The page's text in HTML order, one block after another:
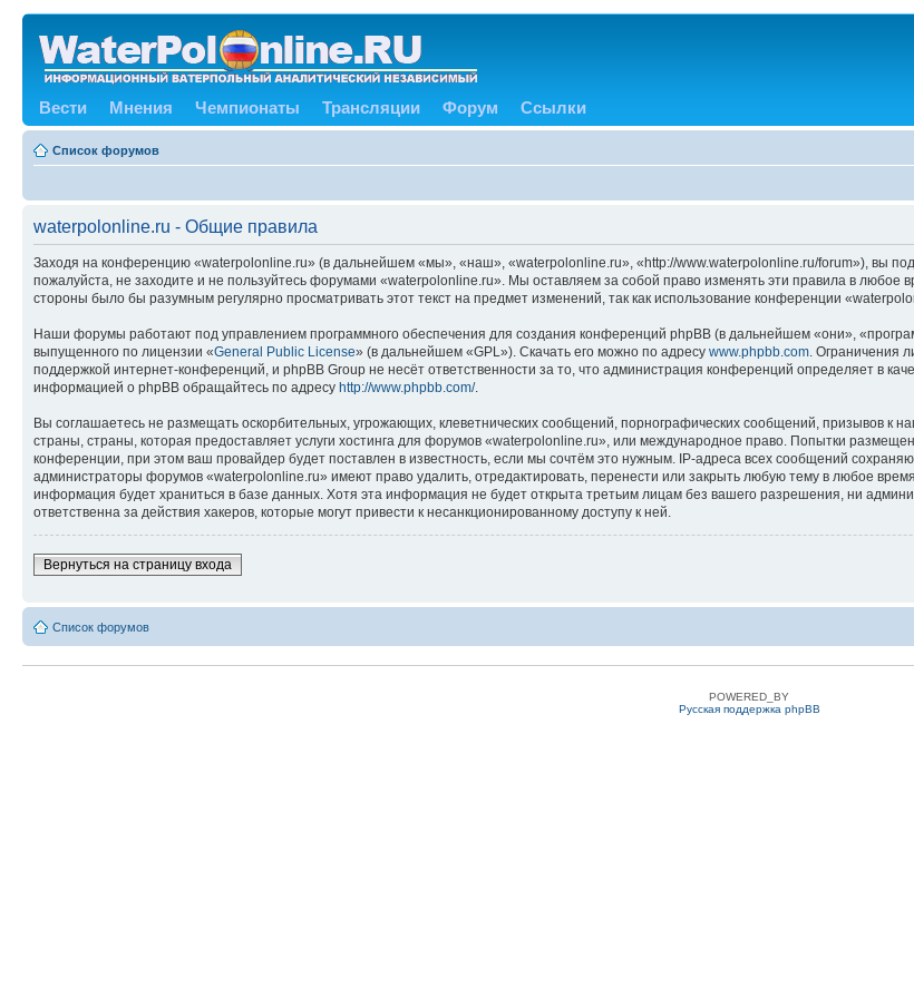
Вести Мнения Чемпионаты Трансляции Форум Ссылки
Список форумов
waterpolonline.ru - Общие правила
Заходя на конференцию «waterpolonline.ru» (в дальнейшем «мы», «наш», «waterpolonline.ru», «http://www.waterpolonline.ru/forum»), вы
пожалуйста, не заходите и не пользуйтесь форумами «waterpolonline.ru». Мы оставляем за собой право изменять эти правила в любое
стороны было бы разумным регулярно просматривать этот текст на предмет изменений, так как использование конференции
Наши форумы работают под управлением программного обеспечения для создания конференций phpBB (в дальнейшем «они»,
выпущенного по лицензии «General Public License» (в дальнейшем «GPL»). Скачать его можно по адресу www.phpbb.com. Ограничения
поддержкой интернет-конференций, и phpBB Group не несёт ответственности за то, что администрация конференций определяет в
информацией о phpBB обращайтесь по адресу http://www.phpbb.com/.
Вы соглашаетесь не размещать оскорбительных, угрожающих, клеветнических сообщений, порнографических сообщений, призывов к
страны, страны, которая предоставляет услуги хостинга для форумов «waterpolonline.ru», или международное право. Попытки
конференции, при этом ваш провайдер будет поставлен в известность, если мы сочтём это нужным. IP-адреса всех сообщений
администраторы форумов «waterpolonline.ru» имеют право удалить, отредактировать, перенести или закрыть любую тему в любое
информация будет храниться в базе данных. Хотя эта информация не будет открыта третьим лицам без вашего разрешения, ни
ответственна за действия хакеров, которые могут привести к несанкционированному доступу к ней.
Вернуться на страницу входа
Список форумов
POWERED_BY
Русская поддержка phpBB